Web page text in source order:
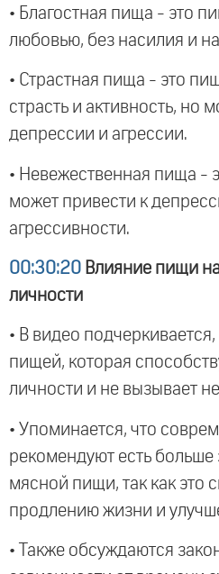
• Благостная пища - это
любовью, без насилия и
• Страстная пища - это
страсть и активность, но
депрессии и агрессии.
• Невежественная пища -
может привести к
агрессивности.
00:30:20 Влияние пищи
личности
• В видео
пищей, которая
личности и не вызывает
• Упоминается, что
рекомендуют есть
мясной пищи, так как это
продлению жизни и
• Также обсуждаются